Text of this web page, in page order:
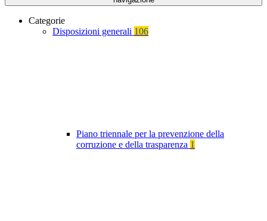
Categorie
Disposizioni generali 106
Piano triennale per la prevenzione della
corruzione e della trasparenza 1